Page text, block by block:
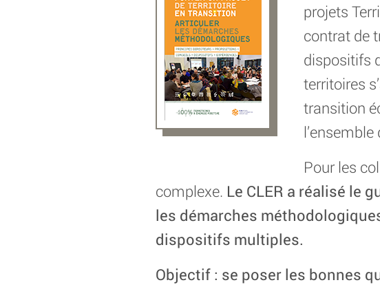
projets
contrat de
dispositifs
territoires
transition
Pour les
complexe. Le CLER a réalisé le
les démarches
dispositifs multiples.
Objectif : se poser les bonnes